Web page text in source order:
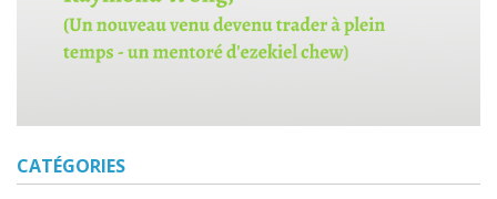
CATÉGORIES